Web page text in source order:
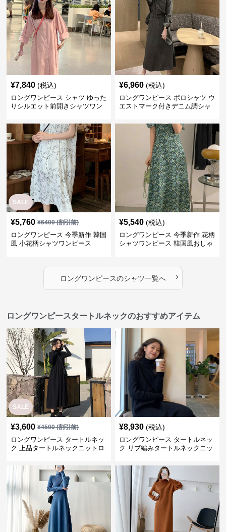
¥7,840 (税込)
ロングワンピース シャツ ゆった
りシルエット前開きシャツワン
¥6,960 (税込)
ロングワンピース ポロシャツ ウ
エストマーク付きデニム調シャ
SALE
¥5,760 ¥6400(割引前)
ロングワンピース 今季新作 韓国
風 小花柄シャツワンピース
¥5,540 (税込)
ロングワンピース 今季新作 花柄
シャツワンピース 韓国風おしゃ
ロングワンピースのシャツ一覧へ ›
ロングワンピースタートルネックのおすすめアイテム
SALE
¥3,600 ¥4500(割引前)
ロングワンピース タートルネッ
ク 上品タートルネックニットロ
¥8,930 (税込)
ロングワンピース タートルネッ
ク リブ編みタートルネックニッ